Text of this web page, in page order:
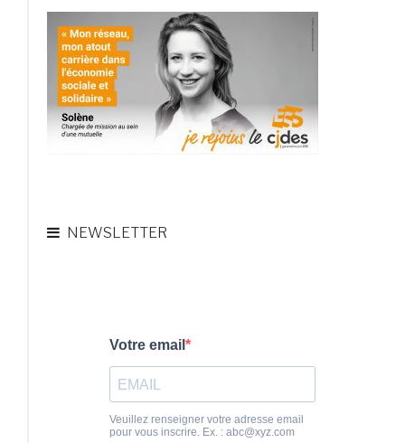
NEWSLETTER